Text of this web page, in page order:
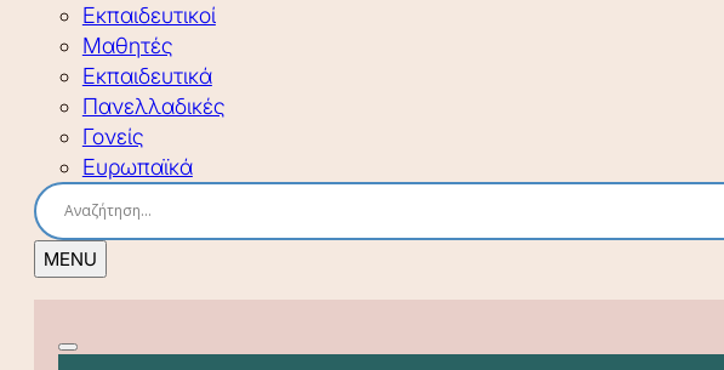
Εκπαιδευτικοί
Μαθητές
Εκπαιδευτικά
Πανελλαδικές
Γονείς
Ευρωπαϊκά